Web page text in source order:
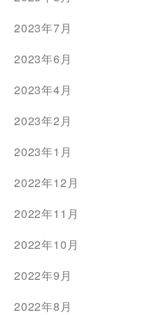
2023年7月
2023年6月
2023年4月
2023年2月
2023年1月
2022年12月
2022年11月
2022年10月
2022年9月
2022年8月